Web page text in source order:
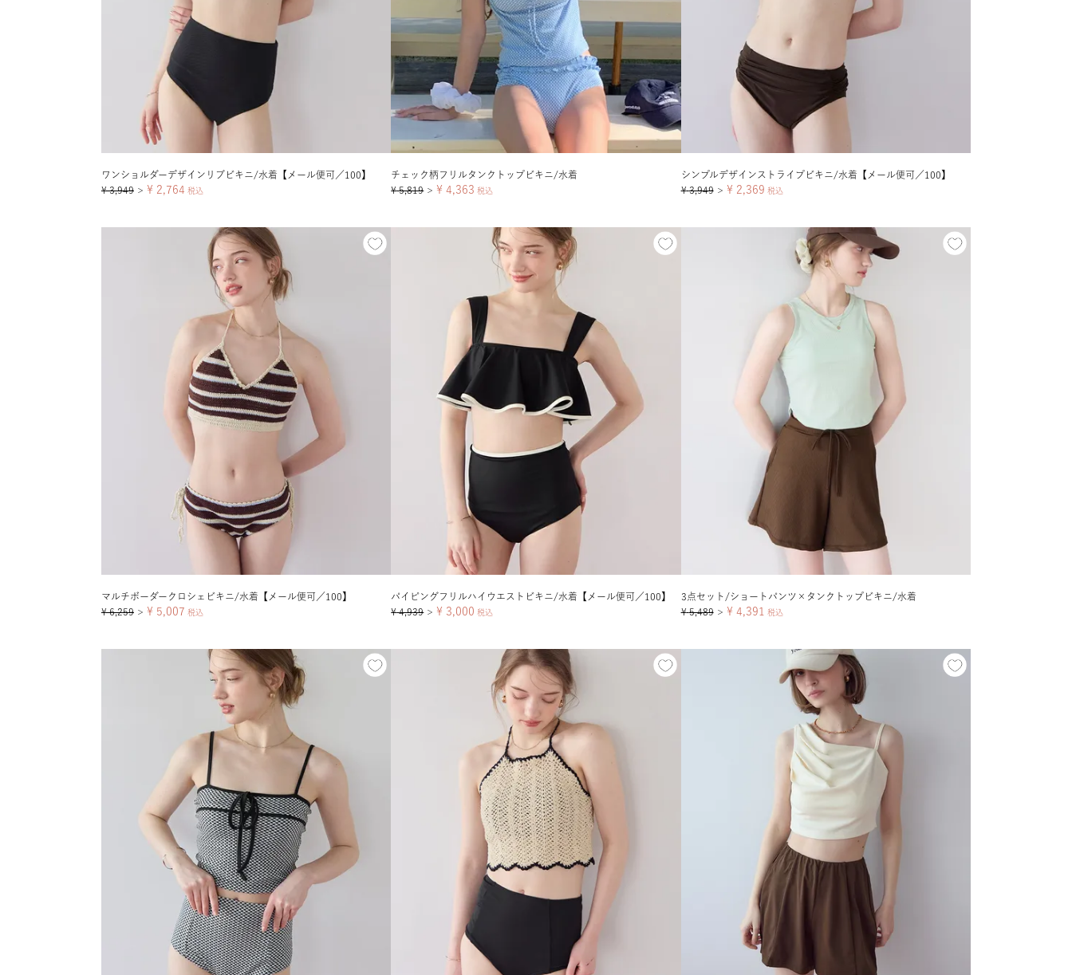
ワンショルダーデザインリブビキニ/水着【メール便可／100】
¥ 3,949 ＞ ¥ 2,764 税込
チェック柄フリルタンクトップビキニ/水着
¥ 5,819 ＞ ¥ 4,363 税込
シンプルデザインストライプビキニ/水着【メール便可／100】
¥ 3,949 ＞ ¥ 2,369 税込
マルチボーダークロシェビキニ/水着【メール便可／100】
¥ 6,259 ＞ ¥ 5,007 税込
パイピングフリルハイウエストビキニ/水着【メール便可／100】
¥ 4,939 ＞ ¥ 3,000 税込
3点セット/ショートパンツ×タンクトップビキニ/水着
¥ 5,489 ＞ ¥ 4,391 税込